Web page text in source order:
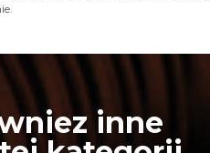
inne